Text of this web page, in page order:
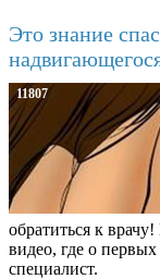
Это знание
11807
обратиться к
видео, где о первых
специалист.